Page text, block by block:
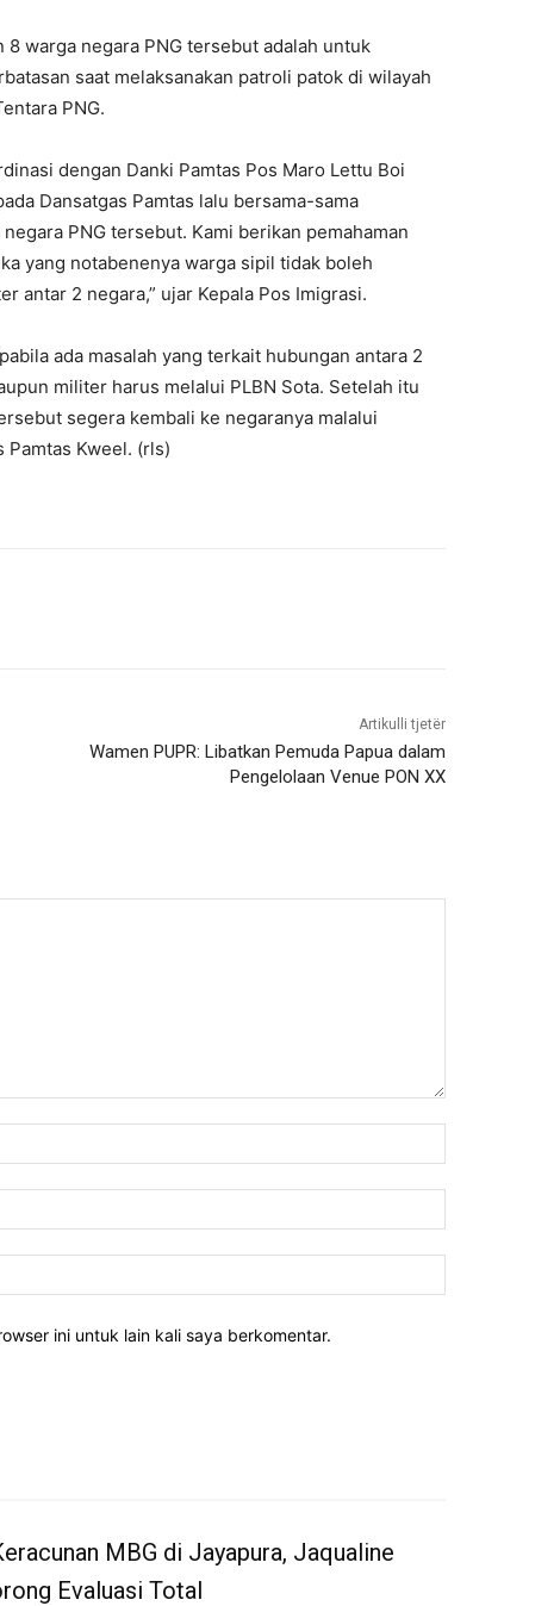
warga negara PNG tersebut adalah untuk
saat melaksanakan patroli patok di wilayah
PNG.
dengan Danki Pamtas Pos Maro Lettu Boi
Dansatgas Pamtas lalu bersama-sama
PNG tersebut. Kami berikan pemahaman
yang notabenenya warga sipil tidak boleh
antar 2 negara,” ujar Kepala Pos Imigrasi.
ada masalah yang terkait hubungan antara 2
militer harus melalui PLBN Sota. Setelah itu
segera kembali ke negaranya malalui
Pamtas Kweel. (rls)
Artikulli tjetër
Wamen PUPR: Libatkan Pemuda Papua dalam
Pengelolaan Venue PON XX
ini untuk lain kali saya berkomentar.
MBG di Jayapura, Jaqualine
Evaluasi Total